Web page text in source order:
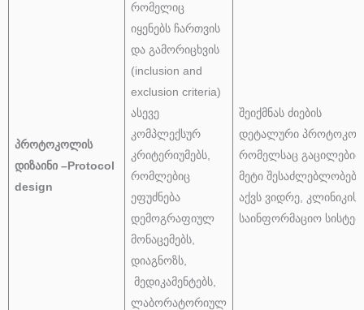
პროტოკოლის
დიზაინი –Protocol
design
რომელიც
იყენებს ჩართვის
და გამორიცხვის
(inclusion and
exclusion criteria)
ასევე
კომპლექსურ
კრიტერიუმებს,
რომლებიც
ეფუძნება
დემოგრაფიულ
მონაცემებს,
დიაგნოზს,
მედიკამენტებს,
ლაბორატორიულ
შეიქმნას ძიების
დეტალური
რომელსაც გაცილებით
მეტი შესაძლებლობები
აქვს ვიდრე, კლინიკის
საინფორმაციო